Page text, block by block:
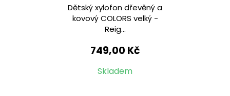
Dětský xylofon dřevěný a
kovový COLORS velký -
Reig...
749,00 Kč
Skladem